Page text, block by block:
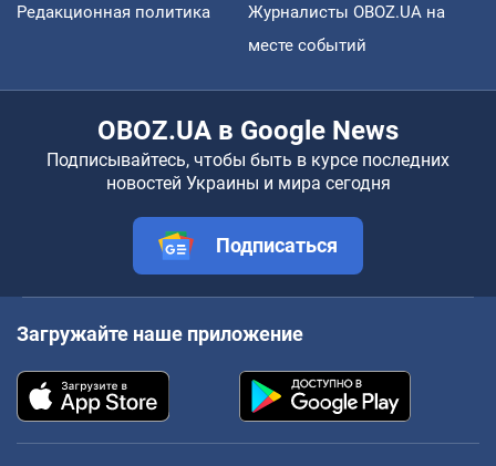
Редакционная политика
Журналисты OBOZ.UA на
месте событий
OBOZ.UA в Google News
Подписывайтесь, чтобы быть в курсе последних
новостей Украины и мира сегодня
Подписаться
Загружайте наше приложение